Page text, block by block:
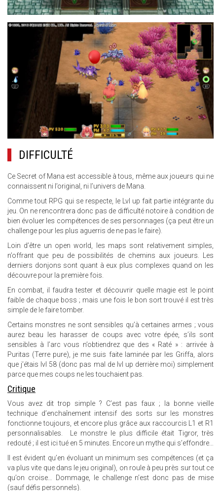
13.JPG
DIFFICULTÉ
Ce Secret of Mana est accessible à tous, même aux joueurs qui ne
connaissent ni l’original, ni l’univers de Mana.
Comme tout RPG qui se respecte, le Lvl up fait partie intégrante du
jeu. On ne rencontrera donc pas de difficulté notoire à condition de
bien évoluer les compétences de ses personnages (ça peut être un
challenge pour les plus aguerris de ne pas le faire).
Loin d’être un open world, les maps sont relativement simples,
n’offrant que peu de possibilités de chemins aux joueurs. Les
derniers donjons sont quant à eux plus complexes quand on les
découvre pour la première fois.
En combat, il faudra tester et découvrir quelle magie est le point
faible de chaque boss ; mais une fois le bon sort trouvé il est très
simple de le faire tomber.
Certains monstres ne sont sensibles qu’à certaines armes ; vous
aurez beau les harasser de coups avec votre épée, s’ils sont
sensibles à l’arc vous n’obtiendrez que des « Raté » : arrivée à
Puritas (Terre pure), je me suis faite laminée par les Griffa, alors
que j’étais lvl 58 (donc pas mal de lvl up derrière moi) simplement
parce que mes coups ne les touchaient pas.
Critique
Vous avez dit trop simple ? C’est pas faux ; la bonne vieille
technique d’enchaînement intensif des sorts sur les monstres
fonctionne toujours, et encore plus grâce aux raccourcis L1 et R1
personnalisables. Le monstre le plus difficile était Tigror, très
redouté ; il est ici tué en 5 minutes. Encore un mythe qui s’effondre…
Il est évident qu’en évoluant un minimum ses compétences (et ça
va plus vite que dans le jeu original), on roule à peu près sur tout ce
qu’on croise… Dommage, le challenge n’est donc pas de mise
(sauf défis personnels).